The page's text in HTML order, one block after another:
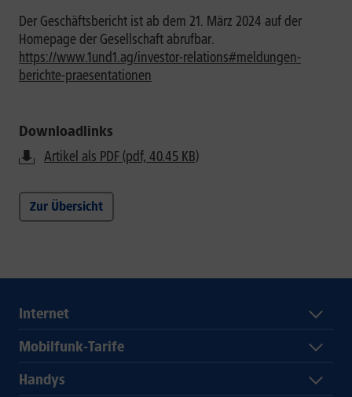
Der Geschäftsbericht ist ab dem 21. März 2024 auf der
Homepage der Gesellschaft abrufbar.
https://www.1und1.ag/investor-relations#meldungen-
berichte-praesentationen
Downloadlinks
Artikel als PDF (pdf, 40.45 KB)
Zur Übersicht
Internet
Mobilfunk-Tarife
Handys